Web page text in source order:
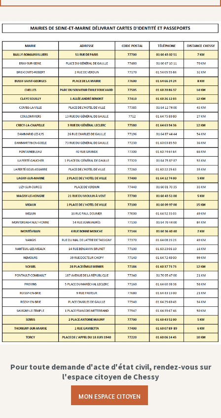
Pour toute demande d'acte d'état civil, rendez-vous sur
l'espace citoyen de Chessy
MON ESPACE CITOYEN